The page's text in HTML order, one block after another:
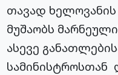
თავად ხელოვანის
მუშაობს
ასევე
სამინისტროსთან